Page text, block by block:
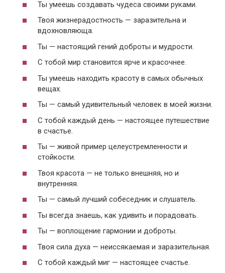
Ты умеешь создавать чудеса своими руками.
Твоя жизнерадостность — заразительна и
вдохновляюща.
Ты — настоящий гений доброты и мудрости.
С тобой мир становится ярче и красочнее.
Ты умеешь находить красоту в самых обычных
вещах.
Ты — самый удивительный человек в моей жизни.
С тобой каждый день — настоящее путешествие
в счастье.
Ты — живой пример целеустремленности и
стойкости.
Твоя красота — не только внешняя, но и
внутренняя.
Ты — самый лучший собеседник и слушатель.
Ты всегда знаешь, как удивить и порадовать.
Ты — воплощение гармонии и доброты.
Твоя сила духа — неиссякаемая и заразительная.
С тобой каждый миг — настоящее счастье.